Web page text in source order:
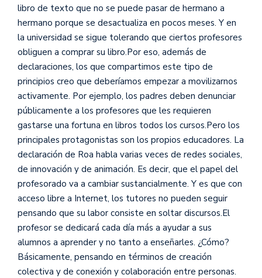
libro de texto que no se puede pasar de hermano a
hermano porque se desactualiza en pocos meses. Y en
la universidad se sigue tolerando que ciertos profesores
obliguen a comprar su libro.Por eso, además de
declaraciones, los que compartimos este tipo de
principios creo que deberíamos empezar a movilizarnos
activamente. Por ejemplo, los padres deben denunciar
públicamente a los profesores que les requieren
gastarse una fortuna en libros todos los cursos.Pero los
principales protagonistas son los propios educadores. La
declaración de Roa habla varias veces de redes sociales,
de innovación y de animación. Es decir, que el papel del
profesorado va a cambiar sustancialmente. Y es que con
acceso libre a Internet, los tutores no pueden seguir
pensando que su labor consiste en soltar discursos.El
profesor se dedicará cada día más a ayudar a sus
alumnos a aprender y no tanto a enseñarles. ¿Cómo?
Básicamente, pensando en términos de creación
colectiva y de conexión y colaboración entre personas.